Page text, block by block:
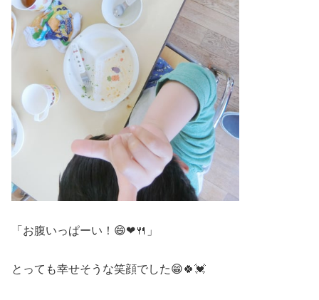
「お腹いっぱーい！😄❤🍴」
とっても幸せそうな笑顔でした😁🍀💓